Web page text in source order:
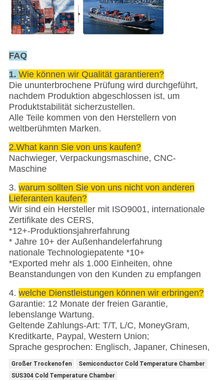
FAQ
1. Wie können wir Qualität garantieren?
Die ununterbrochene Prüfung wird durchgeführt,
nachdem Produktion abgeschlossen ist, um
Produktstabilität sicherzustellen.
Alle Teile kommen von den Herstellern von
weltberühmten Marken.
2.What kann Sie von uns kaufen?
Nachwieger, Verpackungsmaschine, CNC-
Maschine
3. warum sollten Sie von uns nicht von anderen
Lieferanten kaufen?
Wir sind ein Hersteller mit ISO9001, internationale
Zertifikate des CERS,
*12+-Produktionsjahrerfahrung
* Jahre 10+ der Außenhandelerfahrung
nationale Technologiepatente *10+
*Exported mehr als 1.000 Einheiten, ohne
Beanstandungen von den Kunden zu empfangen
4. welche Dienstleistungen können wir erbringen?
Garantie: 12 Monate der freien Garantie,
lebenslange Wartung.
Geltende Zahlungs-Art: T/T, L/C, MoneyGram,
Kreditkarte, Paypal, Western Union;
Sprache gesprochen: Englisch, Japaner, Chinesen,
Großer Trockenofen
Semiconductor Cold Temperature Chamber
SUS304 Cold Temperature Chamber